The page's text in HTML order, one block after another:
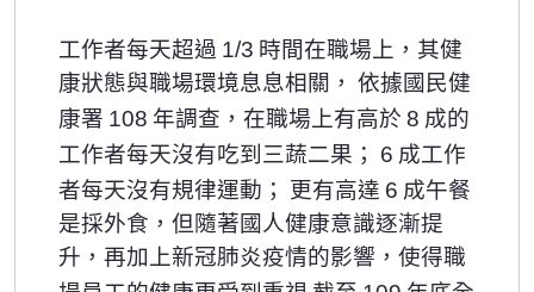
工作者每天超過 1/3 時間在職場上，其健
康狀態與職場環境息息相關，
依據國民健
康署 108 年調查，在職場上有高於 8 成的
工作者每天沒有吃到三蔬二果；
6 成工作
者每天沒有規律運動；
更有高達 6 成午餐
是採外食，但隨著國人健康意識逐漸提
升，再加上新冠肺炎疫情的影響，使得職